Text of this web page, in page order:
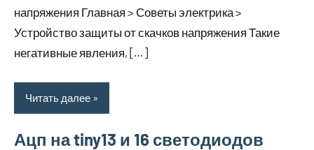
напряжения Главная > Советы электрика >
Устройство защиты от скачков напряжения Такие
негативные явления, […]
Читать далее
Ацп на tiny13 и 16 светодиодов